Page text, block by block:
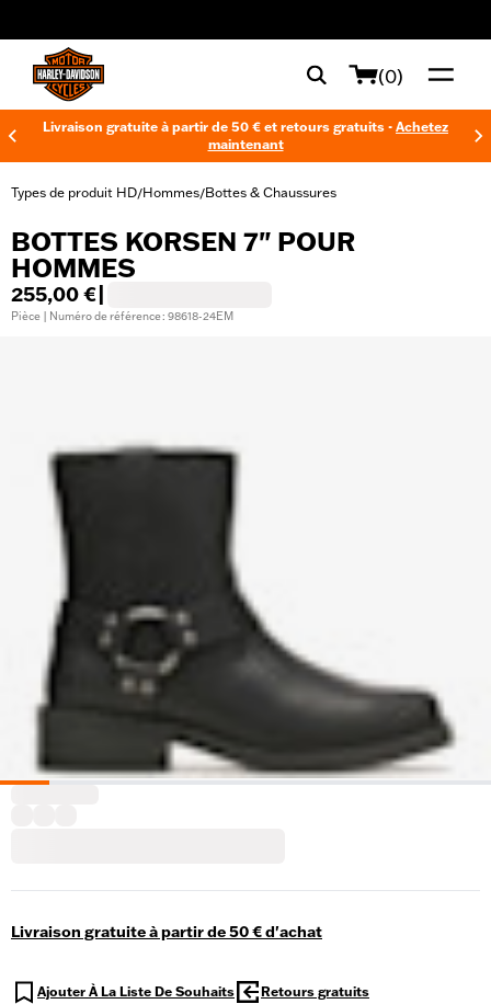
(0)
Livraison gratuite à partir de 50 € et retours gratuits - Achetez
maintenant
Types de produit HD/Hommes/Bottes & Chaussures
BOTTES KORSEN 7" POUR
HOMMES
255,00 €
Pièce | Numéro de référence : 98618-24EM
Livraison gratuite à partir de 50 € d'achat
Ajouter À La Liste De Souhaits Retours gratuits